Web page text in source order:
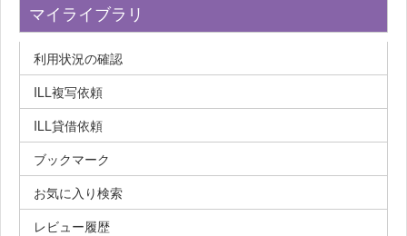
マイライブラリ
利用状況の確認
ILL複写依頼
ILL貸借依頼
ブックマーク
お気に入り検索
レビュー履歴